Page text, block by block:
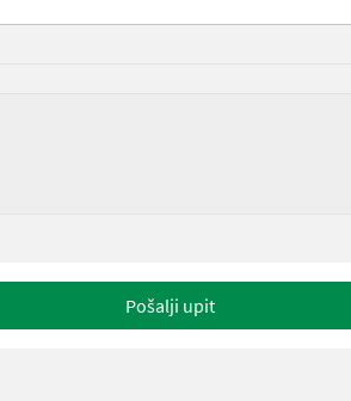
Pošalji upit